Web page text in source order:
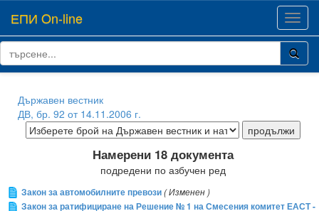
ЕПИ On-line
Държавен вестник
ДВ, бр. 92 от 14.11.2006 г.
Намерени 18 документа
подредени по азбучен ред
Закон за автомобилните превози( Изменен )
Закон за ратифициране на Решение № 1 на Смесения комитет ЕАСТ -